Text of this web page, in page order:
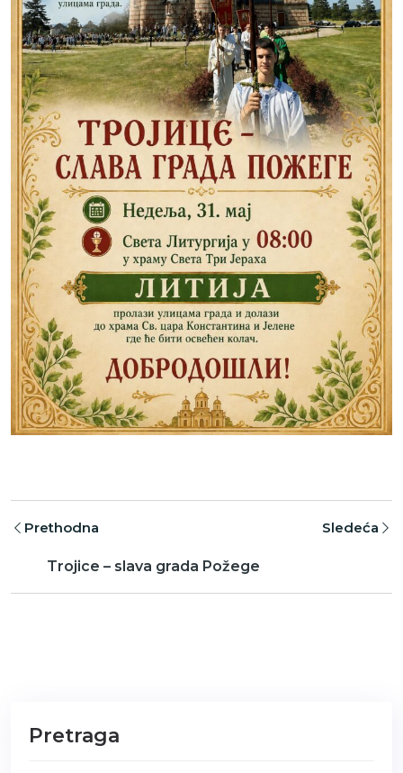
Prethodna
Trojice – slava grada Požege
Sledeća
Pretraga